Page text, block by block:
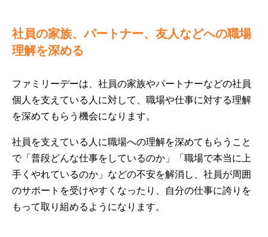
社員の家族、パートナー、友人などへの職場
理解を深める
ファミリーデーは、社員の家族やパートナーなどの社員
個人を支えている人に対して、職場や仕事に対する理解
を深めてもらう機会になります。
社員を支えている人に職場への理解を深めてもらうこと
で「普段どんな仕事をしているのか」「職場で本当に上
手くやれているのか」などの不安を解消し、社員が周囲
のサポートを受けやすくなったり、自分の仕事に誇りを
もって取り組めるようになります。